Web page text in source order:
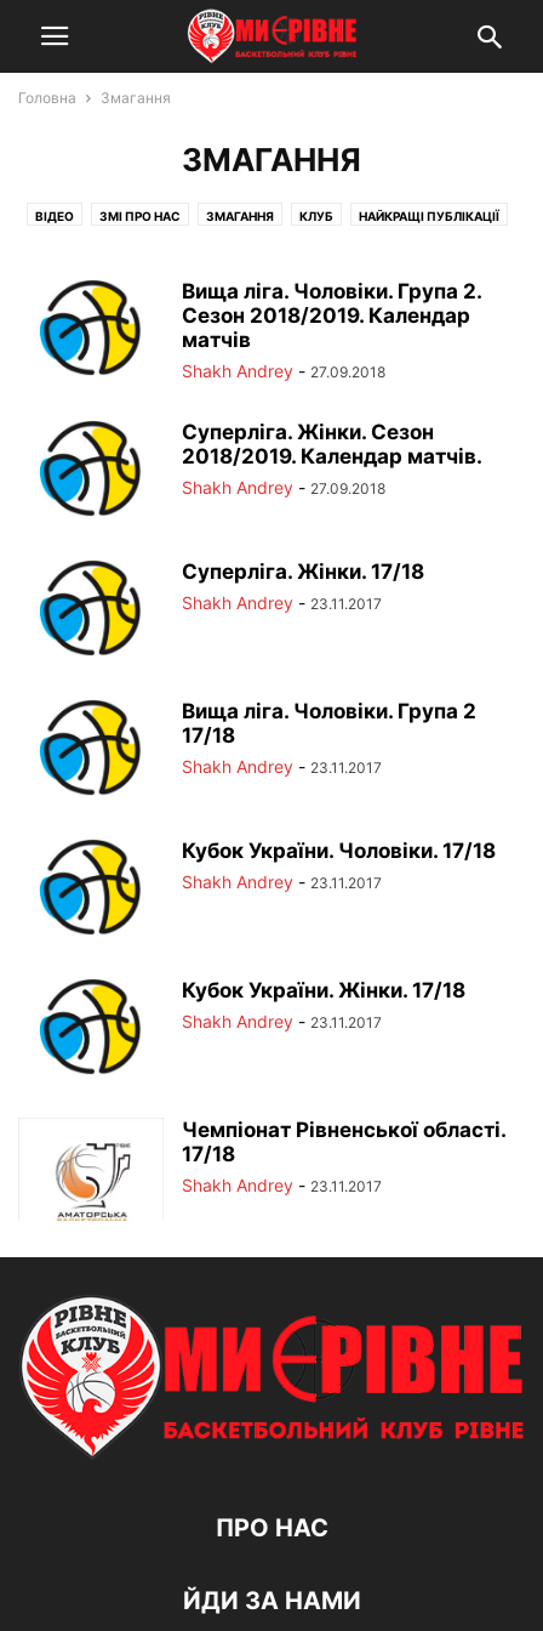
Головна Змагання
ЗМАГАННЯ
ВІДЕО ЗМІ ПРО НАС ЗМАГАННЯ КЛУБ НАЙКРАЩІ ПУБЛІКАЦІЇ
Вища ліга. Чоловіки. Група 2.
Сезон 2018/2019. Календар
матчів
Shakh Andrey - 27.09.2018
Суперліга. Жінки. Сезон
2018/2019. Календар матчів.
Shakh Andrey - 27.09.2018
Суперліга. Жінки. 17/18
Shakh Andrey - 23.11.2017
Вища ліга. Чоловіки. Група 2
17/18
Shakh Andrey - 23.11.2017
Кубок України. Чоловіки. 17/18
Shakh Andrey - 23.11.2017
Кубок України. Жінки. 17/18
Shakh Andrey - 23.11.2017
Чемпіонат Рівненської області.
17/18
Shakh Andrey - 23.11.2017
ПРО НАС
ЙДИ ЗА НАМИ